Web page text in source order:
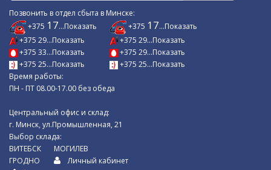
Позвонить в отдел сбыта в Минске:
+375 17...Показать
+375 29...Показать
+375 33...Показать
+375 25...Показать
+375 17...Показать
+375 29...Показать
+375 29...Показать
+375 25...Показать
Время работы:
ПН - ПТ 08.00-17.00 без обеда
Центральный офис и склад:
г. Минск, ул.Промышленная, 21
Выбор склада:
ВИТЕБСК
ГРОДНО
МОГИЛЕВ
Личный кабинет